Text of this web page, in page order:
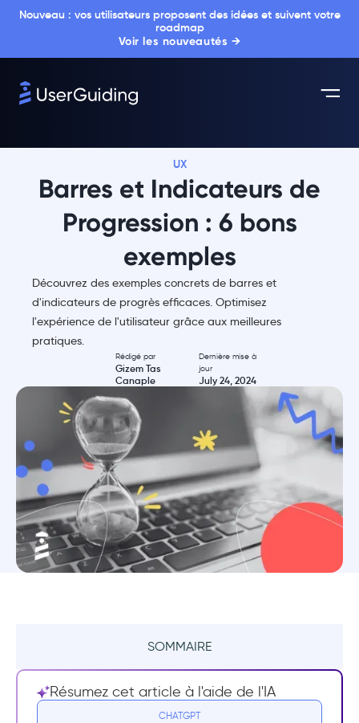
Nouveau : vos utilisateurs proposent des idées et suivent votre
roadmap
Voir les nouveautés →
UX
Barres et Indicateurs de
Progression : 6 bons
exemples
Découvrez des exemples concrets de barres et
d'indicateurs de progrès efficaces. Optimisez
l'expérience de l'utilisateur grâce aux meilleures
pratiques.
Rédigé par
Gizem Tas
Canaple
Dernière mise à
jour
July 24, 2024
SOMMAIRE
Résumé
Qu'est-ce qu'un indicateur de progression
Résumez cet article à l'aide de l'IA
CHATGPT